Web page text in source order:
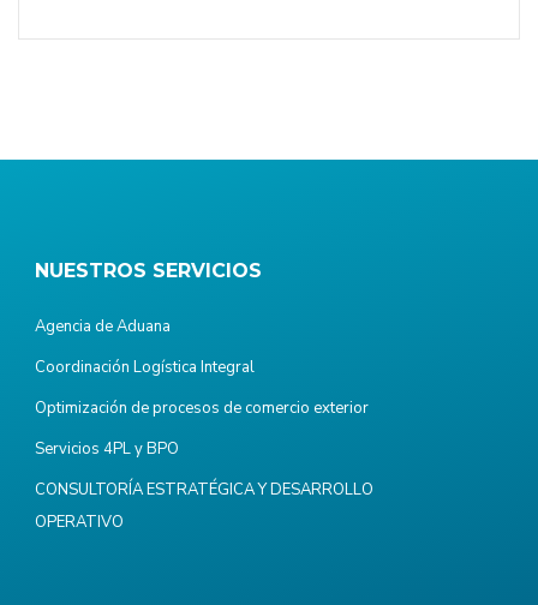
NUESTROS SERVICIOS
Agencia de Aduana
Coordinación Logística Integral
Optimización de procesos de comercio exterior
Servicios 4PL y BPO
CONSULTORÍA ESTRATÉGICA Y DESARROLLO
OPERATIVO